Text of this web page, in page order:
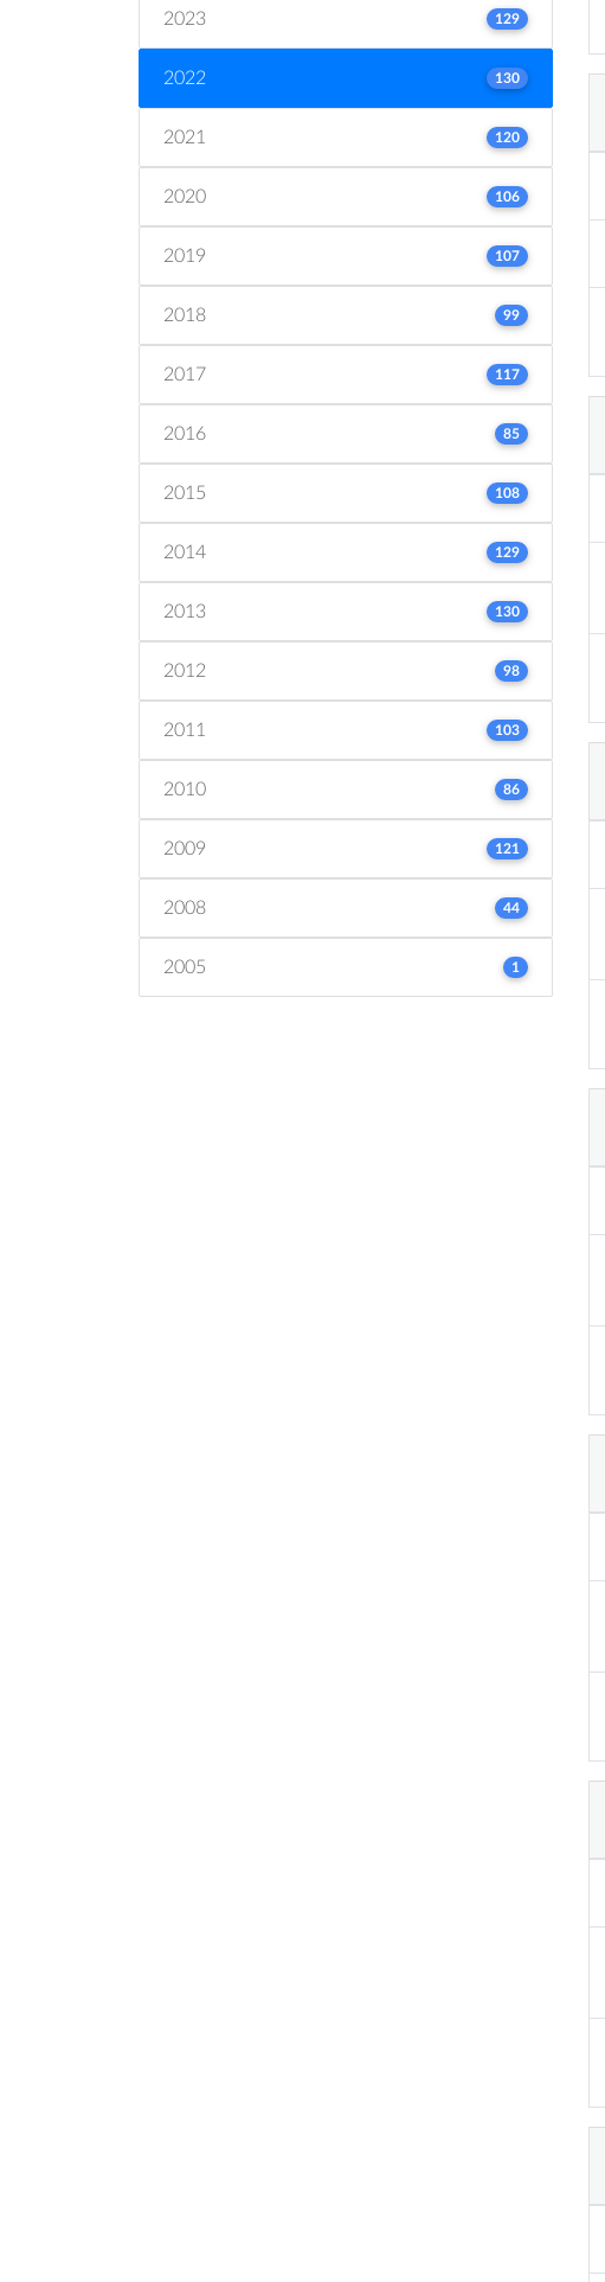
2023 129
2022 130
2021 120
2020 106
2019 107
2018 99
2017 117
2016 85
2015 108
2014 129
2013 130
2012 98
2011 103
2010 86
2009 121
2008 44
2005 1